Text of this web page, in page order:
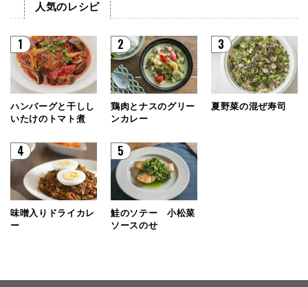
人気のレシピ
1
ハンバーグと干しし
いたけのトマト煮
2
鶏肉とナスのグリー
ンカレー
3
夏野菜の混ぜ寿司
4
味噌入りドライカレ
ー
5
鮭のソテー 小松菜
ソースのせ